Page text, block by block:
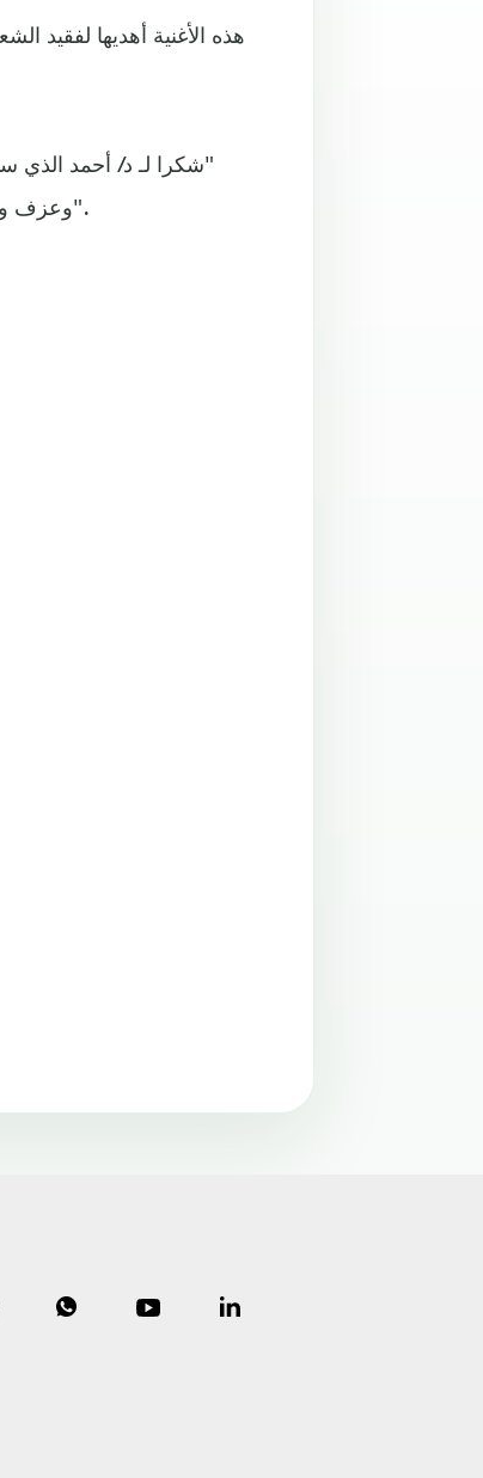
‏"شكرا لـ د/ أحمد الذي
وعزف ومونتاج، وشكرا لكل من انتظر المقطع رغم خشونة الصوت ونشازه".